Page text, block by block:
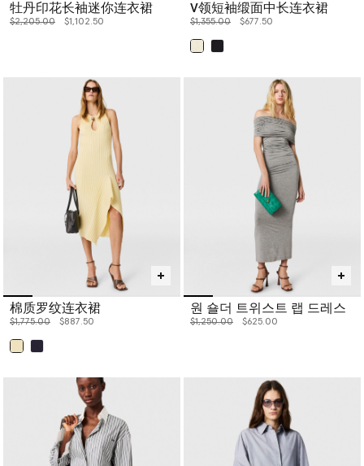
牡丹印花长袖迷你连衣裙
价格从
$2,205.00下降至
$1,102.50
V领短袖缎面中长连衣裙
价格从
$1,355.00下降至
$677.50
棉质罗纹连衣裙
价格从
$1,775.00下降至
$887.50
원 숄더 트위스트 랩 드레스
价格从
$1,250.00下降至
$625.00